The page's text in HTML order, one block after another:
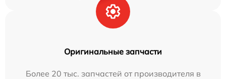
Оригинальные запчасти
Более 20 тыс. запчастей от производителя в